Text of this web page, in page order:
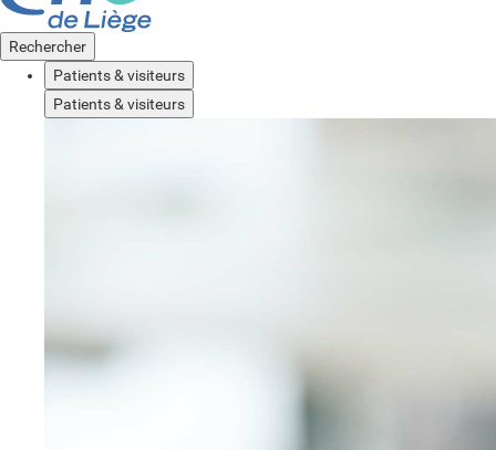
Rechercher
Patients & visiteurs
Patients & visiteurs